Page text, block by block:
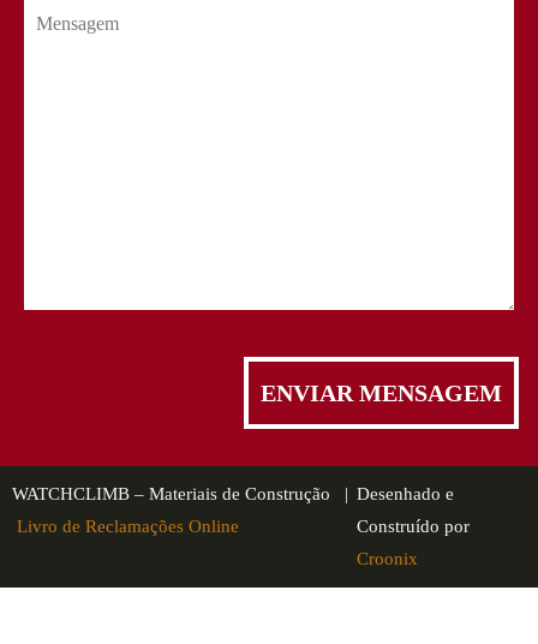
WATCHCLIMB – Materiais de Construção |
Livro de Reclamações Online
Desenhado e
Construído por
Croonix